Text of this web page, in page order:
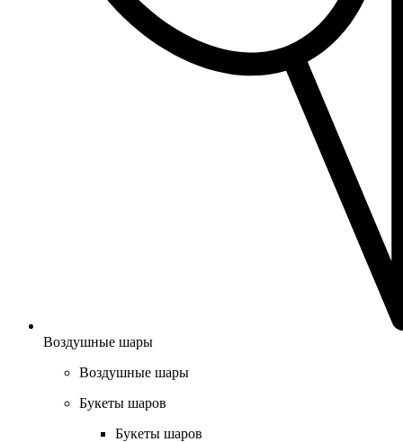
Воздушные шары
Воздушные шары
Букеты шаров
Букеты шаров